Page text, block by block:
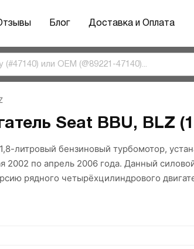
Блог Доставка и Оплата
Seat BBU, BLZ
литровый бензиновый турбомотор,
2002 по апрель 2006 года. Данный
рядного четырёхцилиндрового